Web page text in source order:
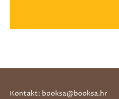
Kontakt: booksa@booksa.hr